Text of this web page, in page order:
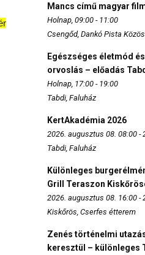
Mancs című magyar
Holnap, 09:00 - 11:00
Csengőd, Dankó Pista
Egészséges életmód
orvoslás – előadás
Holnap, 17:00 - 19:00
Tabdi, Faluház
KertAkadémia 2026
2026. augusztus 08. 08:00 -
Tabdi, Faluház
Különleges
Grill Teraszon
2026. augusztus 08. 16:00 -
Kiskőrös, Cserfes étterem
Zenés történelmi
keresztül – különleges